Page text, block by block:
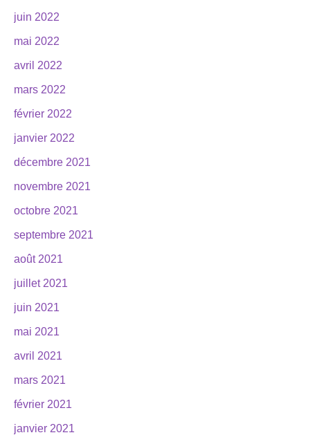
juin 2022
mai 2022
avril 2022
mars 2022
février 2022
janvier 2022
décembre 2021
novembre 2021
octobre 2021
septembre 2021
août 2021
juillet 2021
juin 2021
mai 2021
avril 2021
mars 2021
février 2021
janvier 2021